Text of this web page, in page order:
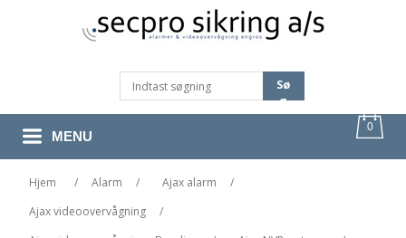
Sø
G
0
MENU
Hjem / Alarm / Ajax alarm
/
Ajax videoovervågning
/